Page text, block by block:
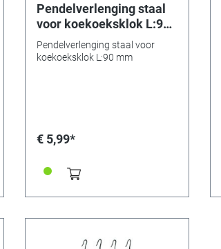
Pendelverlenging staal
voor koekoeksklok L:90
mm
Pendelverlenging staal voor
koekoeksklok L:90 mm
€ 5,99*